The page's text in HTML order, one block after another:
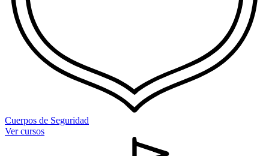
Cuerpos de Seguridad
Ver cursos